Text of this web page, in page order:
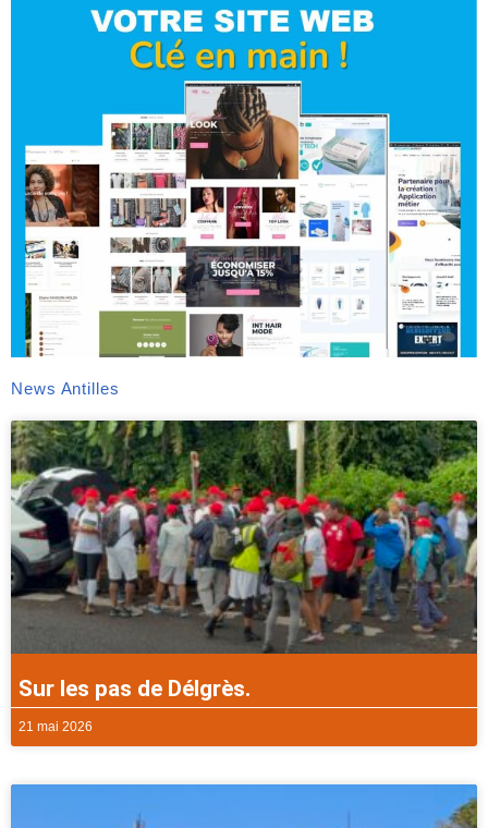
News Antilles
Sur les pas de Délgrès.
21 mai 2026